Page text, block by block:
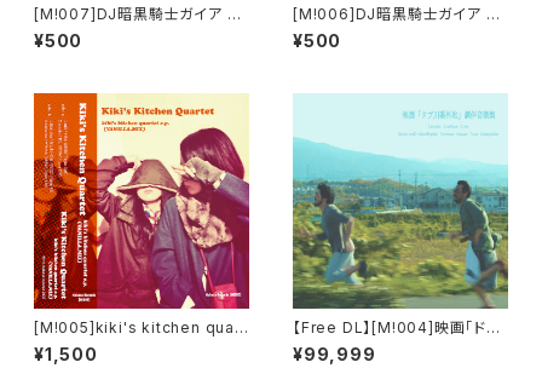
[M!007]DJ暗黒騎士ガイア - i
nsomnia moviegoer
¥500
[M!006]DJ暗黒騎士ガイア - r
estless priest
¥500
[M​!​005​]​kiki's kitchen quart
et - kiki's kitchen quartet
e​.​p. (VANILLA​.​MIX)
¥1,500
【Free DL】[M​!​004​]​映画「ドブ
川番外地」劇伴音楽集
¥99,999